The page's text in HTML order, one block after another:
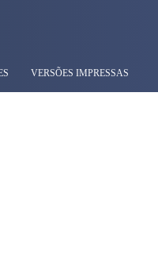
VERSÕES IMPRESSAS